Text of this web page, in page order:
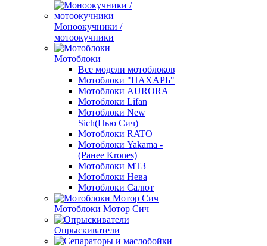
Моноокучники /
мотоокучники
Мотоблоки
Все модели мотоблоков
Мотоблоки "ПАХАРЬ"
Мотоблоки AURORA
Мотоблоки Lifan
Мотоблоки New
Sich(Нью Сич)
Мотоблоки RATO
Мотоблоки Yakama -
(Ранее Krones)
Мотоблоки МТЗ
Мотоблоки Нева
Мотоблоки Салют
Мотоблоки Мотор Сич
Опрыскиватели